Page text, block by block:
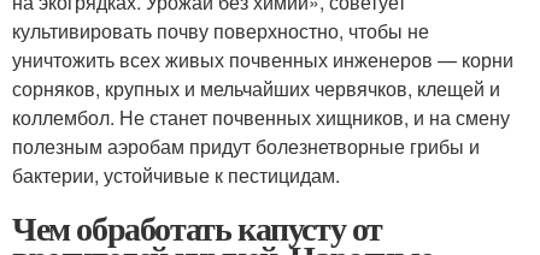
культивировать почву поверхностно, чтобы не
уничтожить всех живых почвенных инженеров — корни
сорняков, крупных и мельчайших червячков, клещей и
коллембол. Не станет почвенных хищников, и на смену
полезным аэробам придут болезнетворные грибы и
бактерии, устойчивые к пестицидам.
Чем обработать капусту от